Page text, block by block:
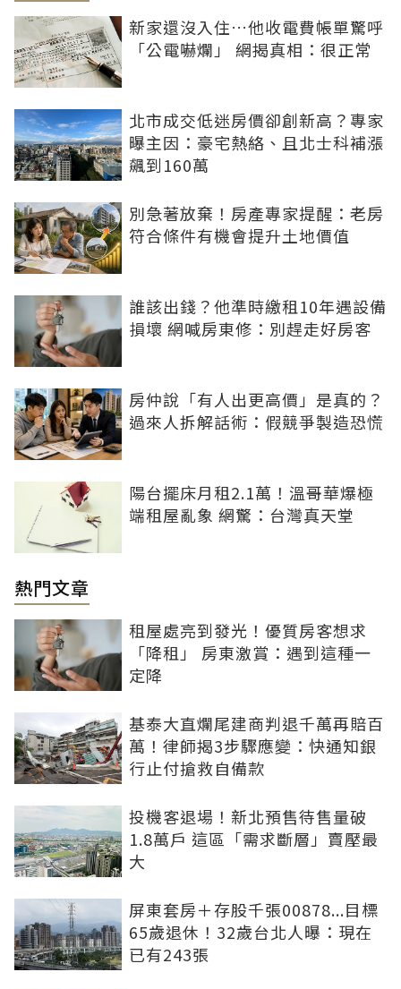
新家還沒入住…他收電費帳單驚呼
「公電嚇爛」 網揭真相：很正常
北市成交低迷房價卻創新高？專家
曝主因：豪宅熱絡、且北士科補漲
飆到160萬
別急著放棄！房產專家提醒：老房
符合條件有機會提升土地價值
誰該出錢？他準時繳租10年遇設備
損壞 網喊房東修：別趕走好房客
房仲說「有人出更高價」是真的？
過來人拆解話術：假競爭製造恐慌
陽台擺床月租2.1萬！溫哥華爆極
端租屋亂象 網驚：台灣真天堂
熱門文章
租屋處亮到發光！優質房客想求
「降租」 房東激賞：遇到這種一
定降
基泰大直爛尾建商判退千萬再賠百
萬！律師揭3步驟應變：快通知銀
行止付搶救自備款
投機客退場！新北預售待售量破
1.8萬戶 這區「需求斷層」賣壓最
大
屏東套房＋存股千張00878...目標
65歲退休！32歲台北人曝：現在
已有243張